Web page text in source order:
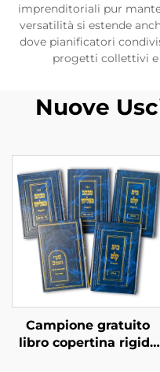
imprenditoriali pur
versatilità si estende
dove pianificatori
progetti collettivi e
Nuove
Campione gratuito
libro copertina rigida